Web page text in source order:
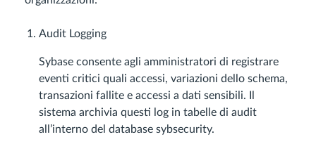
Audit Logging
Sybase consente agli amministratori di registrare
eventi critici quali accessi, variazioni dello schema,
transazioni fallite e accessi a dati sensibili. Il
sistema archivia questi log in tabelle di audit
all’interno del database sybsecurity.